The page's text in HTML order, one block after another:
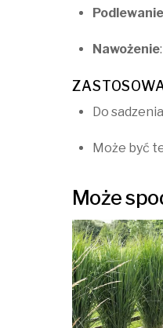
Podlewanie
Nawożenie
Do sadzenia
Może być
Może